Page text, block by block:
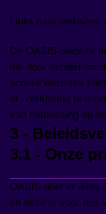
Links naar websites
De OASIS-website
die door derden
andere websites
of -verklaring te
van toepassing op
3 -
3.1 - Onze
OASIS doet er alles
en deze is voor ons